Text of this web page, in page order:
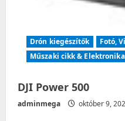
Drón kiegészítők
Fotó,
Műszaki cikk & Elektronika
DJI Power 500
adminmega október 9,